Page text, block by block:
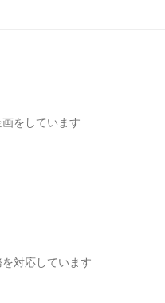
をしています
対応しています